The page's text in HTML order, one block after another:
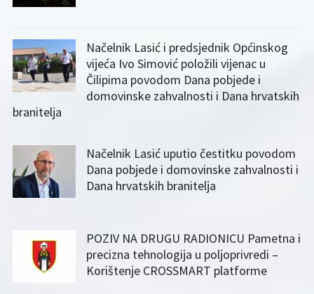
Načelnik Lasić i predsjednik Općinskog
vijeća Ivo Simović položili vijenac u
Čilipima povodom Dana pobjede i
domovinske zahvalnosti i Dana hrvatskih
branitelja
Načelnik Lasić uputio čestitku povodom
Dana pobjede i domovinske zahvalnosti i
Dana hrvatskih branitelja
POZIV NA DRUGU RADIONICU Pametna i
precizna tehnologija u poljoprivredi –
Korištenje CROSSMART platforme